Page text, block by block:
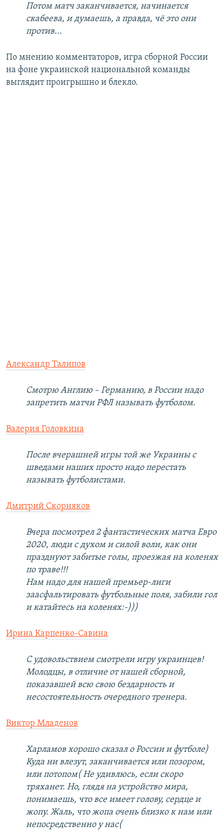
Потом матч заканчивается, начинается
скабеева, и думаешь, а правда, чё это они
против...
По мнению комментаторов, игра сборной России
на фоне украинской национальной команды
выглядит проигрышно и блекло.
Александр Талипов
Смотрю Англию – Германию, в России надо
запретить матчи РФЛ называть футболом.
Валерия Головкина
После вчерашней игры той же Украины с
шведами наших просто надо перестать
называть футболистами.
Дмитрий Скорняков
Вчера посмотрел 2 фантастических матча Евро
2020, люди с духом и силой воли, как они
празднуют забитые голы, проезжая на коленях
по траве!!!
Нам надо для нашей премьер-лиги
заасфальтировать футбольные поля, забили гол
и катайтесь на коленях:-)))
Ирина Карпенко-Савина
С удовольствием смотрели игру украинцев!
Молодцы, в отличие от нашей сборной,
показавшей всю свою бездарность и
несостоятельность очередного тренера.
Виктор Младенов
Харламов хорошо сказал о России и футболе)
Куда ни влезут, заканчивается или позором,
или потопом( Не удивлюсь, если скоро
тряханет. Но, глядя на устройство мира,
понимаешь, что все имеет голову, сердце и
жопу. Жаль, что жопа очень близко к нам или
непосредственно у нас(